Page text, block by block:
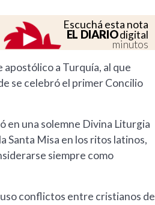
Escuchá esta nota
EL DIARIOdigital
minutos
a Turquía, al que
se celebró el primer Concilio
en una solemne Divina Liturgia
Santa Misa en los ritos latinos,
siempre como
conflictos entre cristianos de